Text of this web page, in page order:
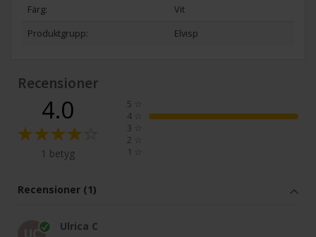
Färg:
Vit
Produktgrupp:
Elvisp
Recensioner
4.0
1 betyg
5
4
3
2
1
Recensioner (1)
Ulrica C